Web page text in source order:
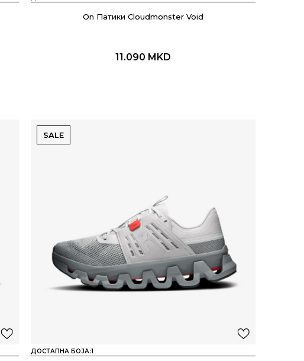
On Патики Cloudmonster Void
11.090 MKD
SALE
ДОСТАПНА БОЈА:1